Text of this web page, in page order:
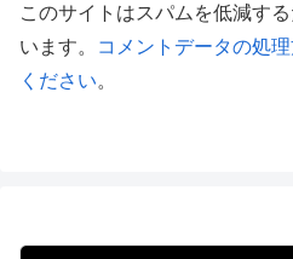
このサイトはスパムを低減す
います。
コメントデータの処
ください。